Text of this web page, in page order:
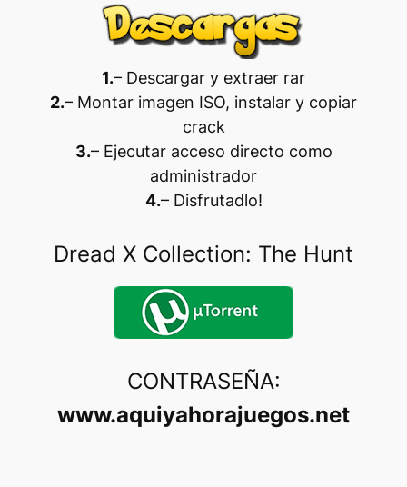
1.– Descargar y extraer rar
2.– Montar imagen ISO, instalar y copiar
crack
3.– Ejecutar acceso directo como
administrador
4.– Disfrutadlo!
Dread X Collection: The Hunt
CONTRASEÑA:
www.aquiyahorajuegos.net